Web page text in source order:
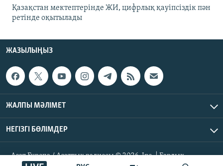
Қазақстан мектептерінде ЖИ, цифрлық қауіпсіздік пән
ретінде оқытылады
ЖАЗЫЛЫҢЫЗ
ЖАЛПЫ МӘЛІМЕТ
НЕГІЗГІ БӨЛІМДЕР
Азат Еуропа / Азаттық радиосы © 2026, Inc. | Барлық